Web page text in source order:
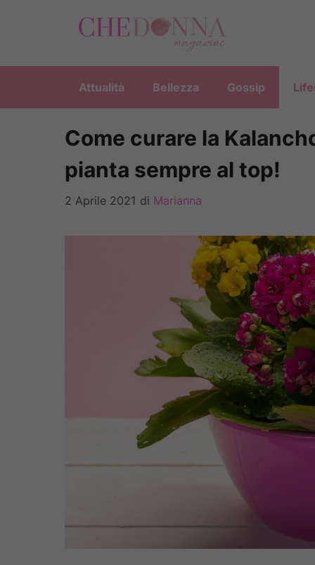
Attualità Bellezza Gossip
Come curare la
pianta sempre al top!
2 Aprile 2021 di Marianna